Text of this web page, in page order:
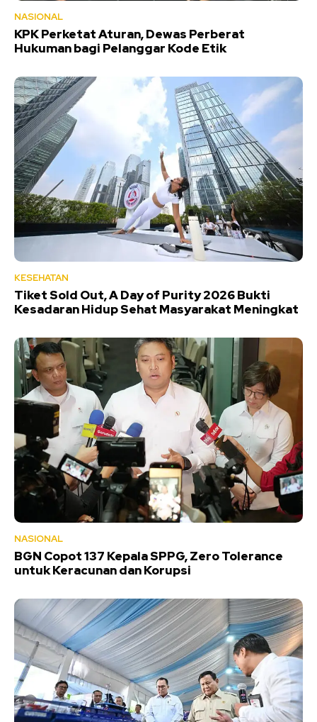
NASIONAL
KPK Perketat Aturan, Dewas Perberat
Hukuman bagi Pelanggar Kode Etik
KESEHATAN
Tiket Sold Out, A Day of Purity 2026 Bukti
Kesadaran Hidup Sehat Masyarakat Meningkat
NASIONAL
BGN Copot 137 Kepala SPPG, Zero Tolerance
untuk Keracunan dan Korupsi